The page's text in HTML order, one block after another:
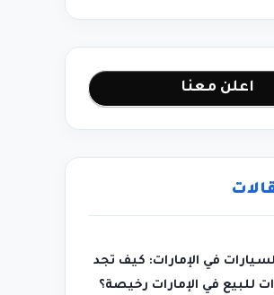
اعلن معنا
في الإمارات: كيف تجد
للبيع في الإمارات رخيصة؟